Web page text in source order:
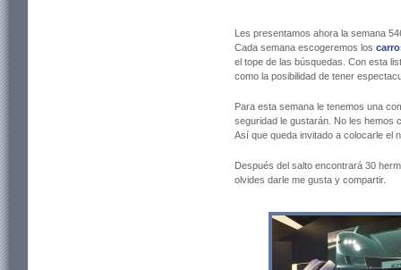
Les presentamos ahora la semana
Cada semana escogeremos los
el tope de las búsquedas. Con esta
como la posibilidad de tener
Para esta semana le tenemos una
seguridad le gustarán. No les hemos
Así que queda invitado a colocarle el
Después del salto encontrará 30
olvides darle me gusta y compartir.